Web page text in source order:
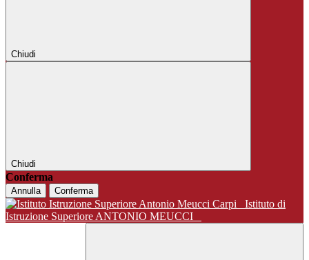
Chiudi
Chiudi
Conferma
Annulla Conferma
Istituto di
Istruzione Superiore ANTONIO MEUCCI